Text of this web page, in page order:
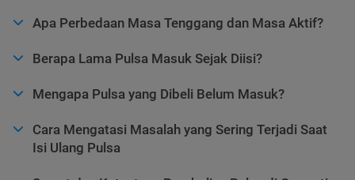
Apa Perbedaan Masa Tenggang dan Masa Aktif?
Berapa Lama Pulsa Masuk Sejak Diisi?
Mengapa Pulsa yang Dibeli Belum Masuk?
Cara Mengatasi Masalah yang Sering Terjadi Saat
Isi Ulang Pulsa